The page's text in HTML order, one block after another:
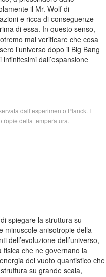
il Mr. Wolf di
e ricca di conseguenze
di essa. In questo senso,
mai verificare che cosa
l’universo dopo il Big Bang
dall’espansione
dall’esperimento Planck. I
della temperatura.
spiegare la struttura su
minuscole anisotropie della
dell’evoluzione dell’universo,
che ne governano la
del vuoto quantistico che
su grande scala,